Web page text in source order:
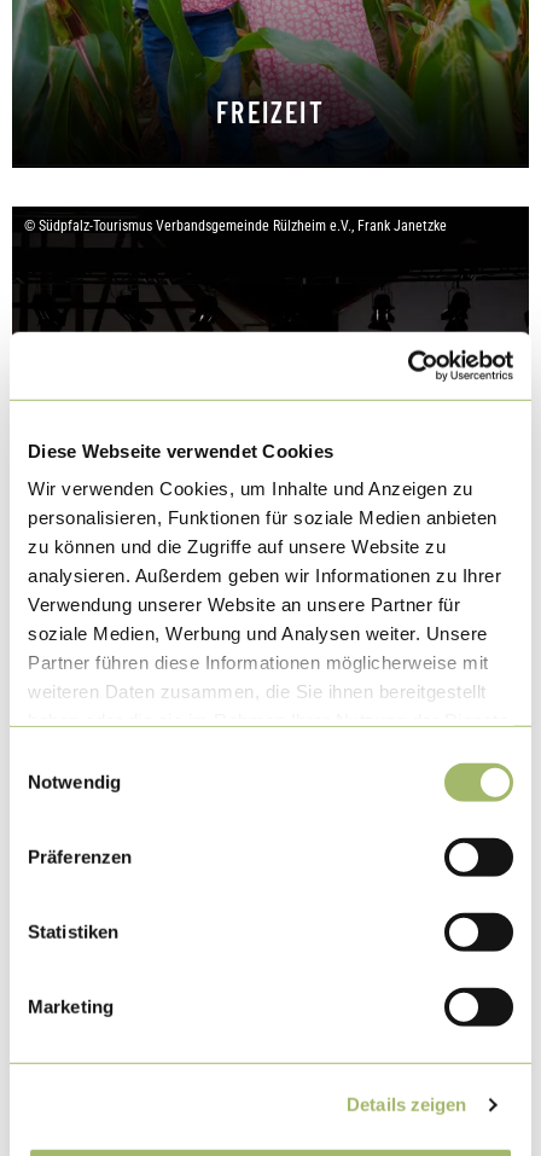
Diese Webseite verwendet Cookies
Wir verwenden Cookies, um Inhalte und Anzeigen zu
personalisieren, Funktionen für soziale Medien anbieten
zu können und die Zugriffe auf unsere Website zu
analysieren. Außerdem geben wir Informationen zu Ihrer
Verwendung unserer Website an unsere Partner für
soziale Medien, Werbung und Analysen weiter. Unsere
Partner führen diese Informationen möglicherweise mit
weiteren Daten zusammen, die Sie ihnen bereitgestellt
Notwendig
Präferenzen
Statistiken
Marketing
Details zeigen
FREIZEIT
Spaß & Abenteuer
© Südpfalz-Tourismus Verbandsgemeinde Rülzheim e.V., Frank Janetzke
KUNST & KULTUR
Kulturelle Vielfalt
© Südpfalz-Tourismus Verbandsgemeinde Rülzheim e.V., Carina Franck